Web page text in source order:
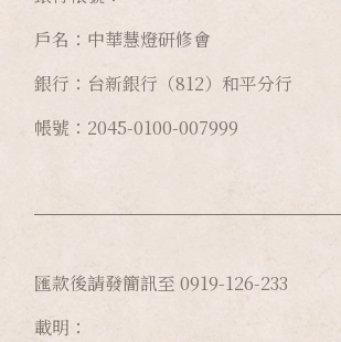
戶名：中華慧燈研修會
銀行：台新銀行（812）和平分行
帳號：2045-0100-007999
匯款後請發簡訊至 0919-126-233
載明：